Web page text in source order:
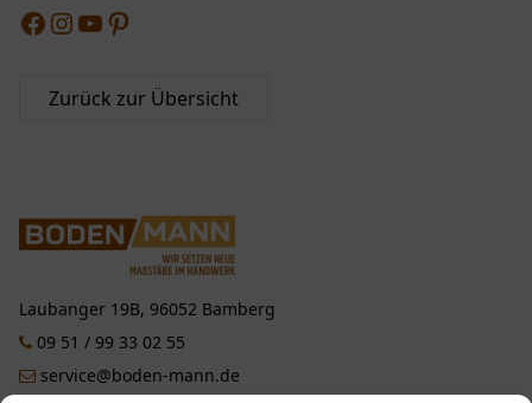
Facebook
Instagram
YouTube
Pinterest
Zurück zur Übersicht
Laubanger 19B, 96052 Bamberg
09 51 / 99 33 02 55
service@boden-mann.de